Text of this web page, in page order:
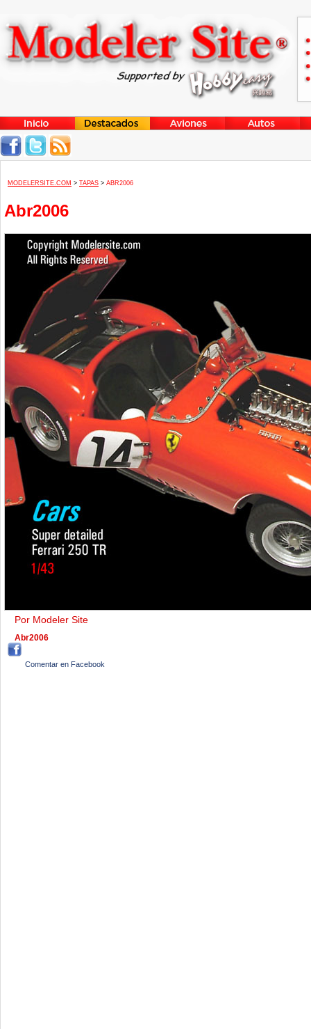
MODELERSITE.COM > TAPAS > ABR2006
Abr2006
Por Modeler Site
Abr2006
Comentar en Facebook